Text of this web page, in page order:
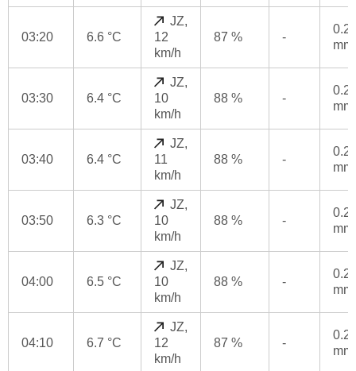
03:20 6.6 °C
JZ,
12
km/h
87 % -
0.2
mm
03:30 6.4 °C
JZ,
10
km/h
88 % -
0.2
mm
03:40 6.4 °C
JZ,
11
km/h
88 % -
0.2
mm
03:50 6.3 °C
JZ,
10
km/h
88 % -
0.2
mm
04:00 6.5 °C
JZ,
10
km/h
88 % -
0.2
mm
04:10 6.7 °C
JZ,
12
km/h
87 % -
0.2
mm